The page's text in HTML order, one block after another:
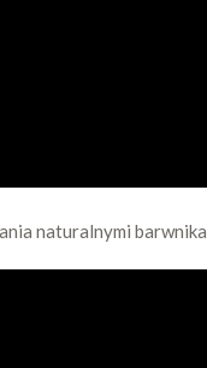
naturalnymi